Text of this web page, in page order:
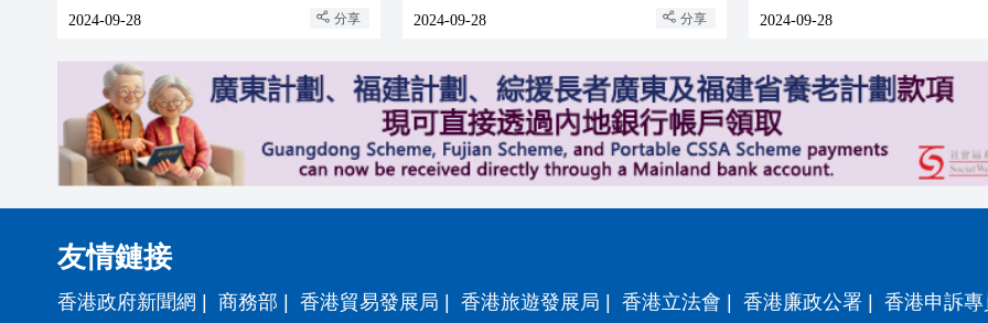
2024-09-28 分享 2024-09-28 分享 2024-09-28
友情鏈接
香港政府新聞網 | 商務部 | 香港貿易發展局 | 香港旅遊發展局 | 香港立法會 | 香港廉政公署 | 香港申訴